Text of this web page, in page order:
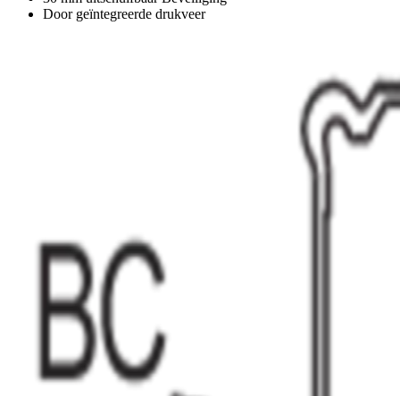
Door geïntegreerde drukveer